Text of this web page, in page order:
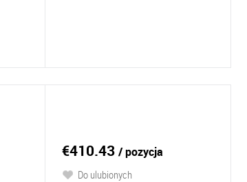
€410.43 / pozycja
Do ulubionych